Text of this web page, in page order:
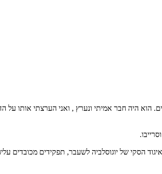
הוא היה חבר אמיתי ונערץ , ואני הערצתי אותו על
הסקי של יוגוסלביה לשעבר, תפקידים מכובדים